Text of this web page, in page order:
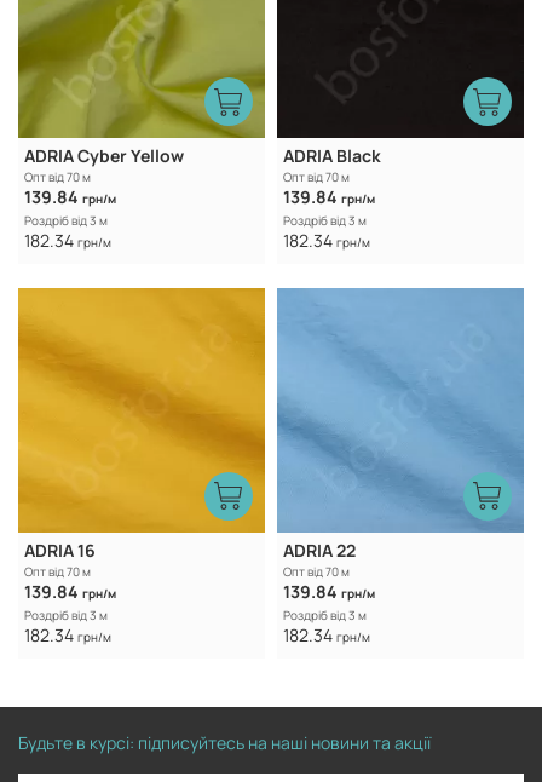
ADRIA Cyber Yellow
Опт від 70 м
139.84 грн/м
Роздріб від 3 м
182.34 грн/м
ADRIA Black
Опт від 70 м
139.84 грн/м
Роздріб від 3 м
182.34 грн/м
ADRIA 16
Опт від 70 м
139.84 грн/м
Роздріб від 3 м
182.34 грн/м
ADRIA 22
Опт від 70 м
139.84 грн/м
Роздріб від 3 м
182.34 грн/м
Будьте в курсі: підписуйтесь на наші новини та акції